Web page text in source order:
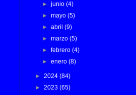
►junio(4)
►mayo(5)
►abril(9)
►marzo(5)
►febrero(4)
►enero(8)
► 2024 (84)
► 2023 (65)